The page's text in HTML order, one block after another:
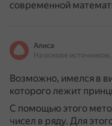
современной
Алиса
Возможно, имелся в
которого лежит
С помощью этого
чисел в ряду. Для